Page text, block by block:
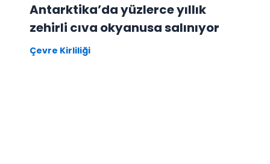
Antarktika’da yüzlerce yıllık
zehirli cıva okyanusa salınıyor
Çevre Kirliliği